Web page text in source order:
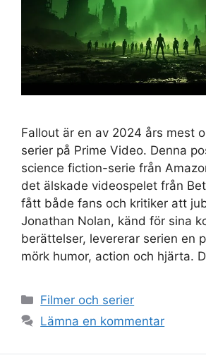
Fallout är en av 2024 års mest
serier på Prime Video. Denna
science fiction-serie från
det älskade videospelet från
fått både fans och kritiker att
Jonathan Nolan, känd för sina
berättelser, levererar serien en
mörk humor, action och hjärta.
Kategorier
Filmer och serier
Lämna en kommentar